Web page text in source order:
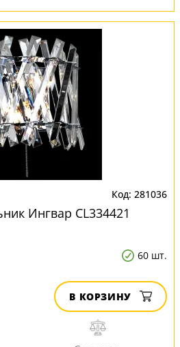
281036
Ингвар CL334421
60 шт.
В КОРЗИНУ